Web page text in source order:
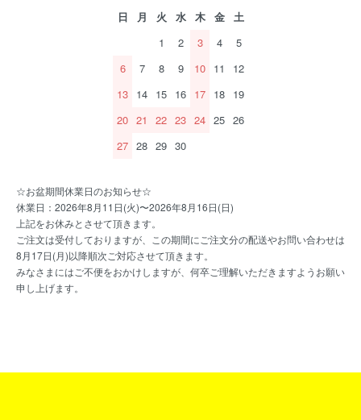
日 月 火 水 木 金
土
1
2 3 4
5
6
7 8 9 10 11
12
13 14 15 16 17 18 19
20 21 22 23 24 25 26
27 28 29 30
☆お盆期間休業日のお知らせ☆
休業日：2026年8月11日(火)〜2026年8月16日(日)
上記をお休みとさせて頂きます。
ご注文は受付しておりますが、この期間にご注文分の配送やお問い合わせは
8月17日(月)以降順次ご対応させて頂きます。
みなさまにはご不便をおかけしますが、何卒ご理解いただきますようお願い
申し上げます。